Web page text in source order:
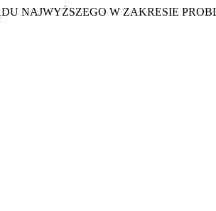
NAJWYŻSZEGO W ZAKRESIE